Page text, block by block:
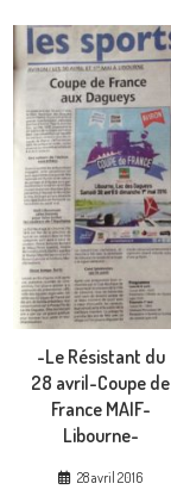
-Le Résistant du
28 avril-Coupe de
France MAIF-
Libourne-
28 avril 2016